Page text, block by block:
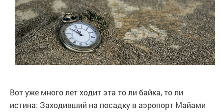
Вот уже много лет ходит эта то ли байка, то ли
истина: Заходивший на посадку в аэропорт Майами